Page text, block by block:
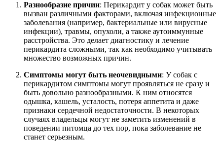
Разнообразие причин: Перикардит у собак может быть
вызван различными факторами, включая инфекционные
заболевания (например, бактериальные или вирусные
инфекции), травмы, опухоли, а также аутоиммунные
расстройства. Это делает диагностику и лечение
перикардита сложными, так как необходимо учитывать
множество возможных причин.
Симптомы могут быть неочевидными: У собак с
перикардитом симптомы могут проявляться не сразу и
быть довольно разнообразными. К ним относятся
одышка, кашель, усталость, потеря аппетита и даже
признаки сердечной недостаточности. В некоторых
случаях владельцы могут не заметить изменений в
поведении питомца до тех пор, пока заболевание не
станет серьезным.